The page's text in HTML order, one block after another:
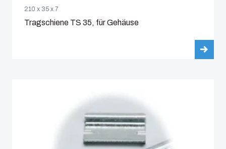
210 x 35 x 7
Tragschiene TS 35, für Gehäuse